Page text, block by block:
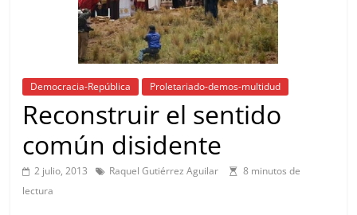
Democracia-República Proletariado-demos-multidud
Reconstruir el sentido
común disidente
2 julio, 2013 Raquel Gutiérrez Aguilar
8 minutos de
lectura